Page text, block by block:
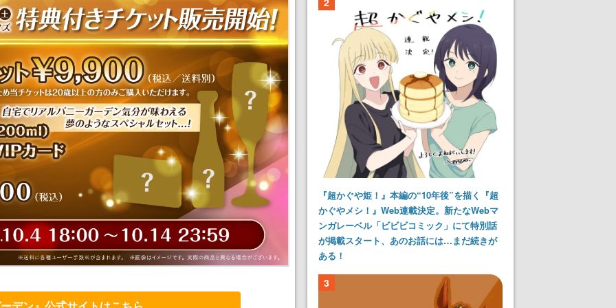
『超かぐや姫！』本編の“10年後”を描く『超
かぐやメシ！』Web連載決定。新たなWebマ
ンガレーベル「ビビビコミック」にて特別話
が掲載スタート、あのお話には…まだ続きが
ある！
3